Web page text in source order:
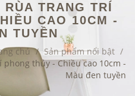
TRANG TRÍ
CAO 10CM -
TUYỀN
chủ / Sản phẩm nổi bật /
thủy - Chiều cao 10cm -
Màu đen tuyền